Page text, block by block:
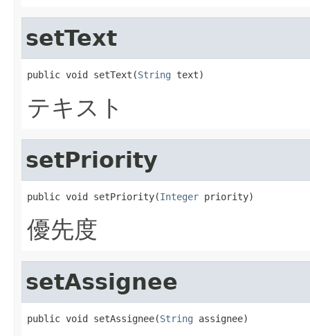
setText
public void setText(String text)
テキスト
setPriority
public void setPriority(Integer priority)
優先度
setAssignee
public void setAssignee(String assignee)